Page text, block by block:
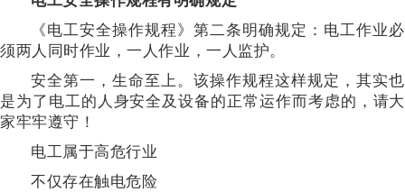
《电工安全操作规程》第二条明确规定：电工作业必
须两人同时作业，一人作业，一人监护。
安全第一，生命至上。该操作规程这样规定，其实也
是为了电工的人身安全及设备的正常运作而考虑的，请大
家牢牢遵守！
电工属于高危行业
不仅存在触电危险